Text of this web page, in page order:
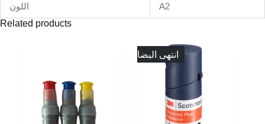
اللون
A2
Related products
انتهى البضاع